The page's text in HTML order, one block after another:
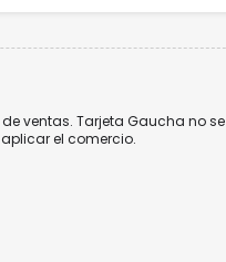
ventas. Tarjeta Gaucha no se
el comercio.